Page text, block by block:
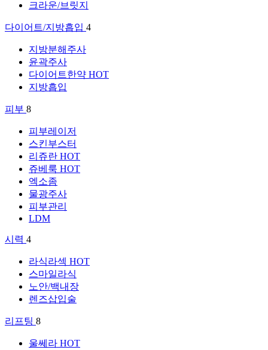
크라운/브릿지
다이어트/지방흡입 4
지방분해주사
윤곽주사
다이어트한약 HOT
지방흡입
피부 8
피부레이저
스킨부스터
리쥬란 HOT
쥬베룩 HOT
엑소좀
물광주사
피부관리
LDM
시력 4
라식라섹 HOT
스마일라식
노안/백내장
렌즈삽입술
리프팅 8
울쎄라 HOT